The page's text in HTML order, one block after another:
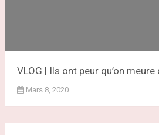
VLOG | Ils ont peur qu’on
Mars 8, 2020